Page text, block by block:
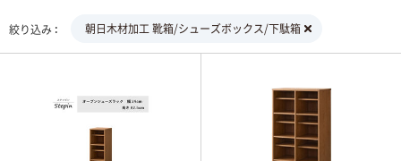
絞り込み 朝日木材加工 靴箱/シューズボックス/下駄箱